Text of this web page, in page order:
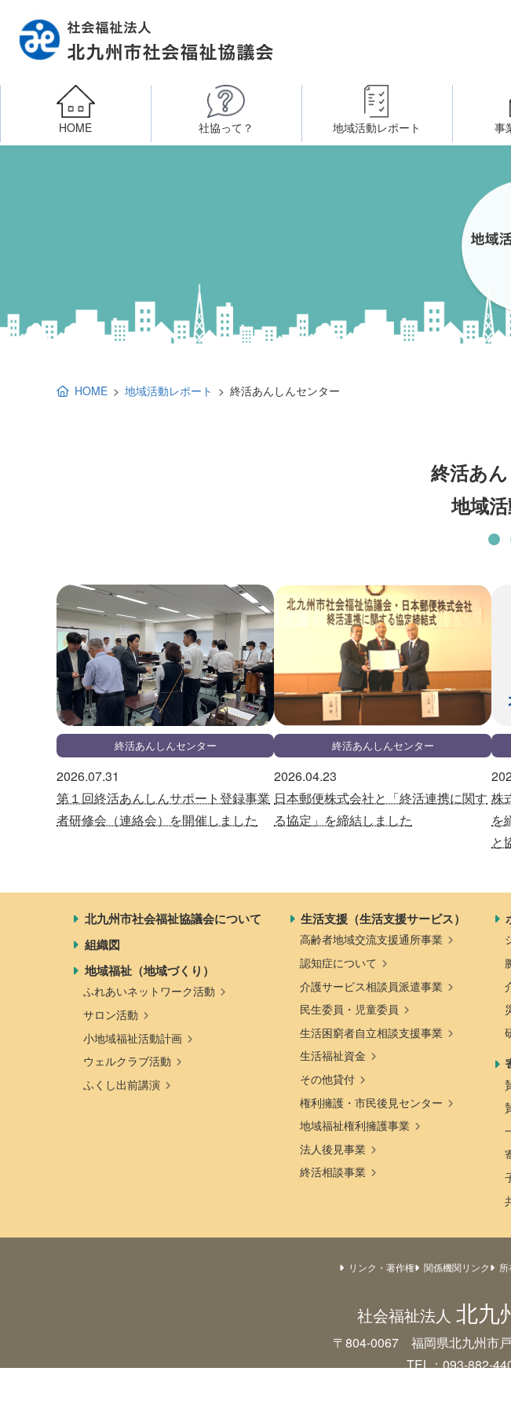
HOME 社協って？
八幡東区事務所 八幡西区事務所
地域活動レポート
北九州シニアネットアカデミー
その他
事
障害のある人に関すること
知りたい・学びたい
地域福祉活動計画 研修事業
HOME 地域活動レポート 終活あんしんセンター
終活あ
地域
終活あんしんセンター
2026.07.31
第１回終活あんしんサポート登録事業
者研修会（連絡会）を開催しました
終活あんしんセンター
2026.04.23
日本郵便株式会社と「終活連携に関す
る協定」を締結しました
株
を
と
北九州市社会福祉協議会について
組織図
地域福祉（地域づくり）
ふれあいネットワーク活動
サロン活動
小地域福祉活動計画
ウェルクラブ活動
ふくし出前講演
生活支援（生活支援サービス）
高齢者地域交流支援通所事業
認知症について
介護サービス相談員派遣事業
民生委員・児童委員
生活困窮者自立相談支援事業
生活福祉資金
その他貸付
権利擁護・市民後見センター
地域福祉権利擁護事業
法人後見事業
終活相談事業
リンク・著作権 関係機関リンク
社会福祉法人 北九
〒804-0067 福岡県北九州市
TEL：093-882-